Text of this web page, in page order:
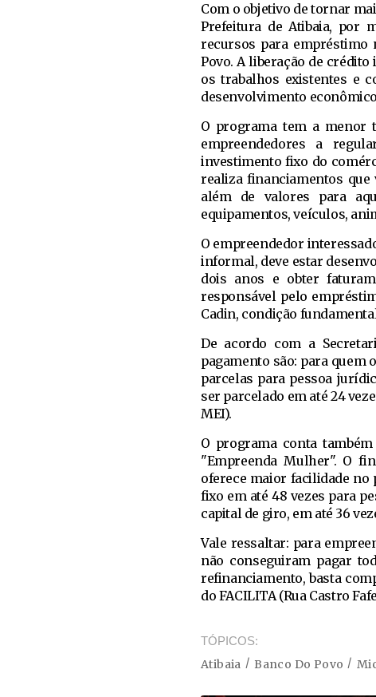
Com o objetivo de tornar
Prefeitura de Atibaia, por
recursos para empréstimo
Povo. A liberação de
os trabalhos existentes e
desenvolvimento
O programa tem a menor
empreendedores a
investimento fixo do
realiza financiamentos que
além de valores para
equipamentos, veículos,
O empreendedor
informal, deve estar
dois anos e obter
responsável pelo
Cadin, condição
De acordo com a
pagamento são: para quem
parcelas para pessoa
ser parcelado em até 24
MEI).
O programa conta
"Empreenda Mulher". O
oferece maior facilidade no
fixo em até 48 vezes para
capital de giro, em até 36
Vale ressaltar: para
não conseguiram pagar
refinanciamento, basta
do FACILITA (Rua Castro
TÓPICOS
Atibaia Banco Do Povo